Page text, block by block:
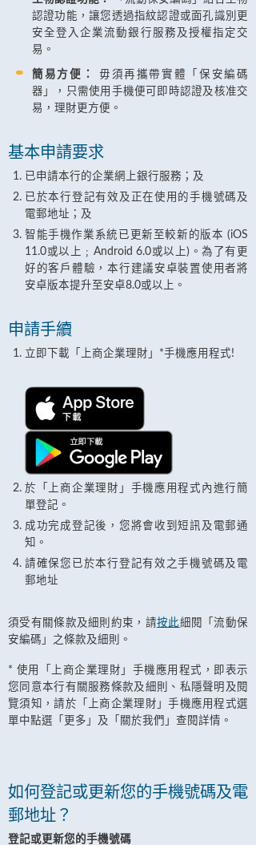
認證功能，讓您透過指紋認證或面孔識別更
安全登入企業流動銀行服務及授權指定交
易。
簡易方便：
毋須再攜帶實體「保安編碼
器」，只需使用手機便可即時認證及核准交
易，理財更方便。
基本申請要求
已申請本行的企業網上銀行服務；及
已於本行登記有效及正在使用的手機號碼及
電郵地址；及
智能手機作業系統已更新至較新的版本 (iOS
11.0或以上﹔Android 6.0或以上)。為了有更
好的客戶體驗，本行建議安卓裝置使用者將
安卓版本提升至安卓8.0或以上。
申請手續
立即下載「上商企業理財」*手機應用程式!
於「上商企業理財」手機應用程式內進行簡
單登記。
成功完成登記後，您將會收到短訊及電郵通
知。
請確保您已於本行登記有效之手機號碼及電
郵地址
須受有關條款及細則約束，請按此細閱「流動保
安編碼」之條款及細則。
* 使用「上商企業理財」手機應用程式，即表示
您同意本行有關服務條款及細則、私隱聲明及閱
覽須知，請於「上商企業理財」手機應用程式選
單中點選「更多」及「關於我們」查閱詳情。
如何登記或更新您的手機號碼及電
郵地址？
登記或更新您的手機號碼